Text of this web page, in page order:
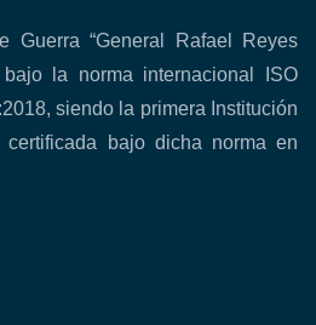
Guerra “General Rafael Reyes
bajo la norma internacional ISO
siendo la primera Institución
bajo dicha norma en